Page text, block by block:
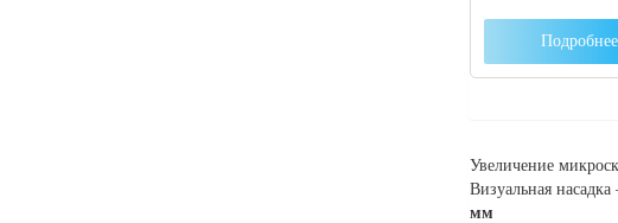
Подробнее
Увеличение
Визуальная насадка
мм